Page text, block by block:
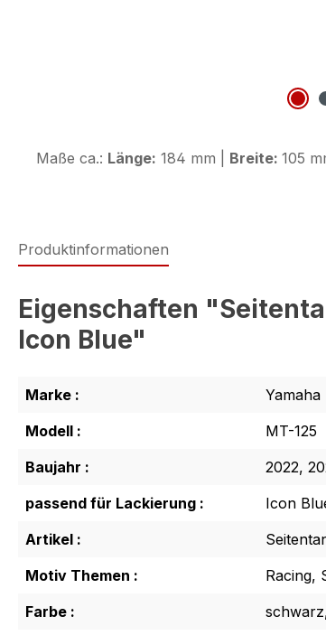
Maße ca.: Länge: 184 mm | Breite: 105
Produktinformationen
Eigenschaften
Icon Blue"
Marke :
Yamaha
Modell :
MT-125
Baujahr :
2022,
passend für Lackierung :
Icon
Artikel :
Motiv Themen :
Racing,
Farbe :